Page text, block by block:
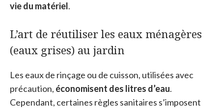
vie du matériel.
L’art de réutiliser les eaux ménagères
(eaux grises) au jardin
Les eaux de rinçage ou de cuisson, utilisées avec
précaution, économisent des litres d’eau.
Cependant, certaines règles sanitaires s’imposent